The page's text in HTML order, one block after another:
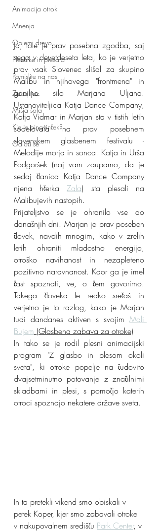
Animacija otrok
Mnenja
Objemi drevo
Plesalke in plesalci
Pomislite na nas
Zakaj jaz
Mišja šola
Kje je pingvinček?
Odloči se
Ja, tole je prav posebna zgodba, saj
sega v devetdeseta leta, ko je verjetno
prav vsak Slovenec slišal za skupino
Malibu in njihovega "frontmena" in
gonilno silo Marjana Uljana.
Ustanoviteljica Katja Dance Company,
Katja Vidmar in Marjan sta v tistih letih
sodelovala na prav posebnem
slovenskem glasbenem festivalu -
Melodije morja in sonca. Katja in Urša
Podgoršek (naj vam zaupamo, da je
sedaj članica Katja Dance Company
njena hčerka Zala) sta plesali na
Malibujevih nastopih.
Prijateljstvo se je ohranilo vse do
današnjih dni. Marjan je prav poseben
človek, navdih mnogim, kako v zrelih
letih ohraniti mladostno energijo,
otroško navihanost in nezapleteno
pozitivno naravnanost. Kdor ga je imel
čast spoznati, ve, o čem govorimo.
Takega človeka le redko srečaš in
verjetno je to razlog, kako je Marjan
tudi dandanes aktiven s svojim Mali
Bujem (Glasbena zabava za otroke)
In tako se je rodil plesni animacijski
program "Z glasbo in plesom okoli
sveta", ki otroke popelje na čudovito
dvajsetminutno potovanje z značilnimi
skladbami in plesi, s pomočjo katerih
otroci spoznajo nekatere države sveta.
In ta pretekli vikend smo obiskali v
petek Koper, kjer smo zabavali otroke
v nakupovalnem središču Park Center, v